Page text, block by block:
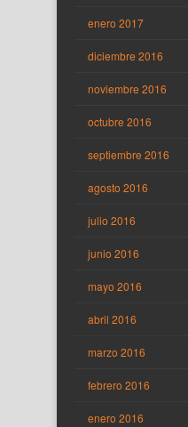
enero 2017
diciembre 2016
noviembre 2016
octubre 2016
septiembre 2016
agosto 2016
julio 2016
junio 2016
mayo 2016
abril 2016
marzo 2016
febrero 2016
enero 2016